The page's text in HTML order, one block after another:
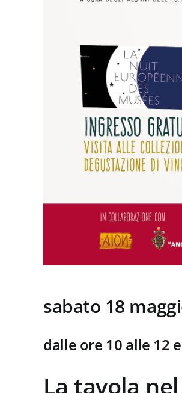
sabato 18
dalle ore 10 alle 12
La tavola